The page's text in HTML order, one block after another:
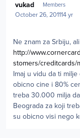
vukad Members
October 26, 201114 yr
Ne znam za Srbiju,
http://
stomers/creditcards/
Imaj u vidu da ti
obicno cine i 80%
treba 30.000 milja
Beograda za koji
su obicno visi nego